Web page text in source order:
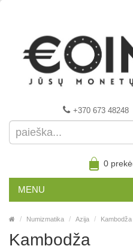
+370 673 48248
0
MENU
Numizmatika Azija Kambodža
Kambodža